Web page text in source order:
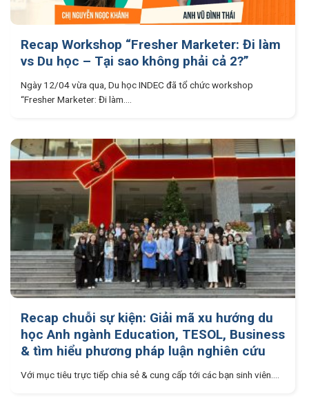
Recap Workshop “Fresher Marketer: Đi làm
vs Du học – Tại sao không phải cả 2?”
Ngày 12/04 vừa qua, Du học INDEC đã tổ chức workshop
“Fresher Marketer: Đi làm....
Recap chuỗi sự kiện: Giải mã xu hướng du
học Anh ngành Education, TESOL, Business
& tìm hiểu phương pháp luận nghiên cứu
Với mục tiêu trực tiếp chia sẻ & cung cấp tới các bạn sinh viên....